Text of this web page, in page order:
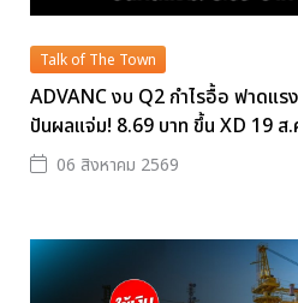
Talk of The Town
ADVANC งบ Q2 กำไรอื้อ ฟาดแ
ปันผลแจ่ม! 8.69 บาท ขึ้น XD 19 ส
06 สิงหาคม 2569